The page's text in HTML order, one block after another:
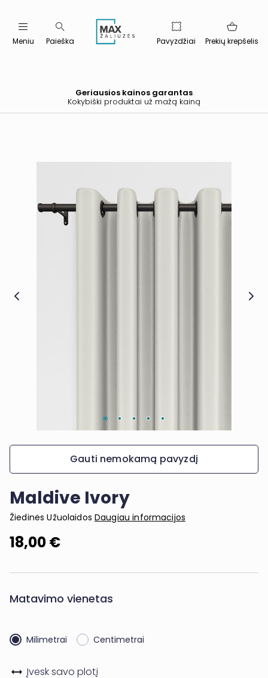
Meniu Paieška Pavyzdžiai Prekių krepšelis
Geriausios kainos garantas
Kokybiški produktai už mažą kainą
Gauti nemokamą pavyzdį
Maldive Ivory
Žiedinės Užuolaidos Daugiau informacijos
18,00 €
Matavimo vienetas
Milimetrai Centimetrai
Įvesk savo plotį